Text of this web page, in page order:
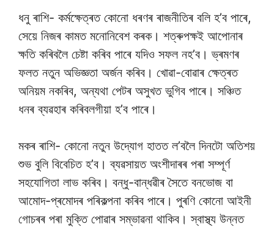
ধনু ৰাশি- কৰ্মক্ষেত্ৰত কোনো ধৰণৰ ৰাজনীতিৰ বলি হ’ব পাৰে,
সেয়ে নিজৰ কামত মনোনিবেশ কৰক। শত্ৰুপক্ষই আপোনাৰ
ক্ষতি কৰিবলৈ চেষ্টা কৰিব পাৰে যদিও সফল নহ’ব। ভ্ৰমণৰ
ফলত নতুন অভিজ্ঞতা অৰ্জন কৰিব। খোৱা-বোৱাৰ ক্ষেত্ৰত
অনিয়ম নকৰিব, অন্যথা পেটৰ অসুখত ভুগিব পাৰে। সঞ্চিত
ধনৰ ব্যৱহাৰ কৰিবলগীয়া হ’ব পাৰে।
মকৰ ৰাশি- কোনো নতুন উদ্যোগ হাতত ল’বলৈ দিনটো অতিশয়
শুভ বুলি বিবেচিত হ’ব। ব্যৱসায়ত অংশীদাৰৰ পৰা সম্পূৰ্ণ
সহযোগিতা লাভ কৰিব। বন্ধু-বান্ধৱীৰ সৈতে বনভোজ বা
আমোদ-প্ৰমোদৰ পৰিকল্পনা কৰিব পাৰে। পুৰণি কোনো আইনী
গোচৰৰ পৰা মুক্তি পোৱাৰ সম্ভাৱনা থাকিব। স্বাস্থ্য উন্নত